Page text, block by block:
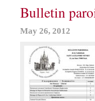
Bulletin
May 26, 2012